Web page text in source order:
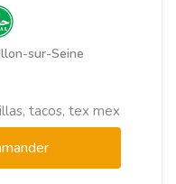
sur-Seine
tacos, tex mex